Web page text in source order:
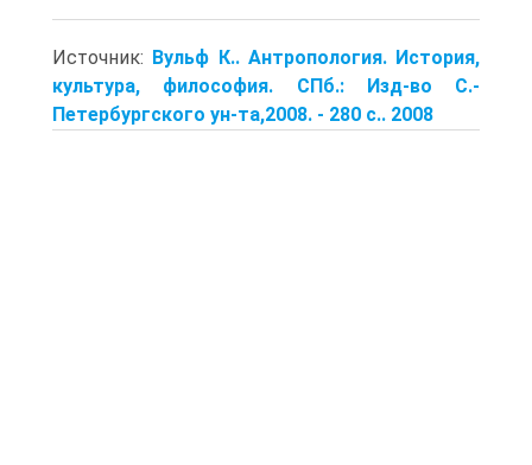
Источник: Вульф К.. Антропология. История,
культура, философия. СПб.: Изд-во С.-
Петербургского ун-та,2008. - 280 с.. 2008